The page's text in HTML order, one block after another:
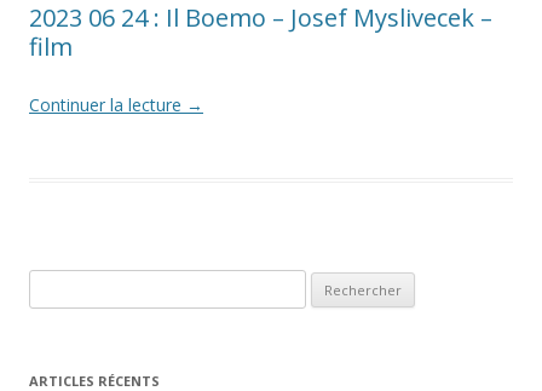
2023 06 24 : Il Boemo – Josef Myslivecek –
film
Continuer la lecture →
ARTICLES RÉCENTS